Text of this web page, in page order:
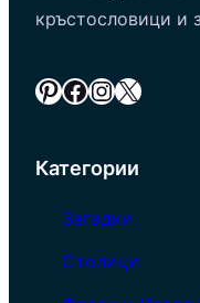
кръстословици и
Pinterest Facebook InstagramX
Категории
Загадки
Столици